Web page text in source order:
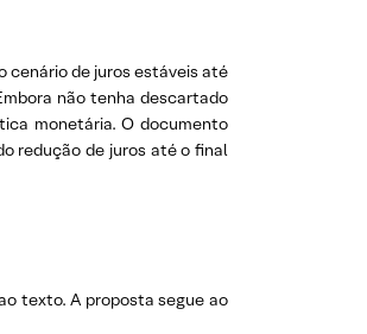
cenário de juros estáveis até
não tenha descartado
monetária. O documento
redução de juros até o final
texto. A proposta segue ao